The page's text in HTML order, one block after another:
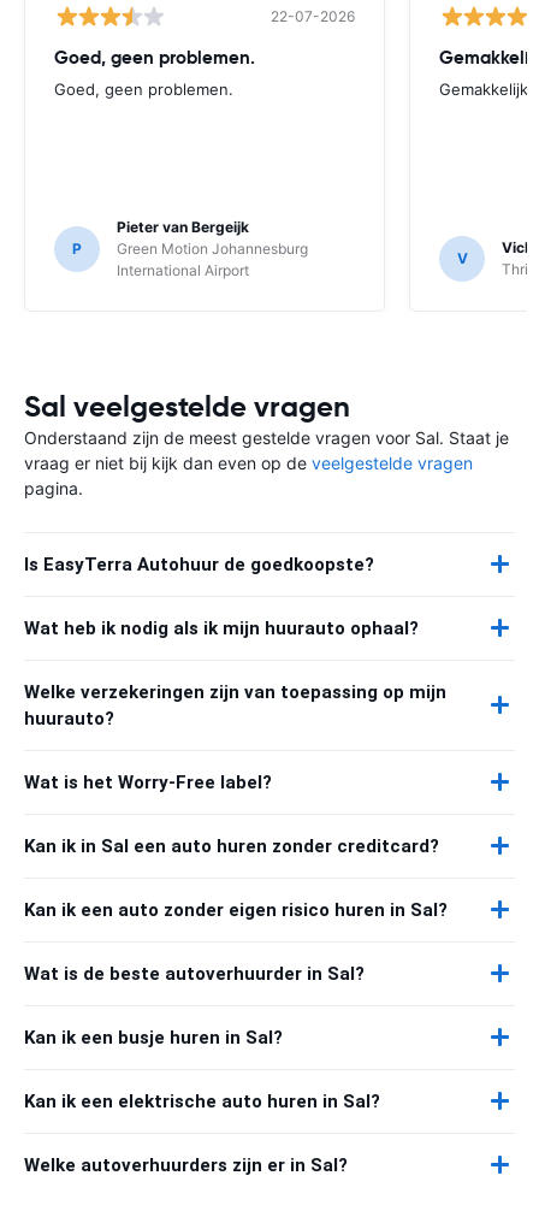
22-07-2026
Goed, geen problemen.
Goed, geen problemen.
P
Pieter van Bergeijk
Green Motion Johannesburg
International Airport
Gemakkelijk
V
Vick
Sal veelgestelde vragen
Onderstaand zijn de meest gestelde vragen voor Sal. Staat je
vraag er niet bij kijk dan even op de veelgestelde vragen
pagina.
Is EasyTerra Autohuur de goedkoopste?
Wat heb ik nodig als ik mijn huurauto ophaal?
Welke verzekeringen zijn van toepassing op mijn
huurauto?
Wat is het Worry-Free label?
Kan ik in Sal een auto huren zonder creditcard?
Kan ik een auto zonder eigen risico huren in Sal?
Wat is de beste autoverhuurder in Sal?
Kan ik een busje huren in Sal?
Kan ik een elektrische auto huren in Sal?
Welke autoverhuurders zijn er in Sal?